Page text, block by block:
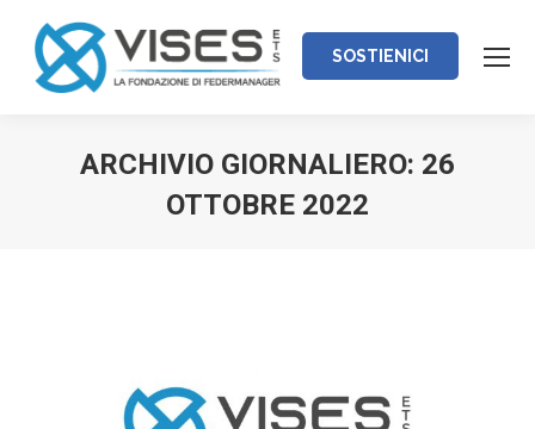
SOSTIENICI
ARCHIVIO GIORNALIERO: 26
OTTOBRE 2022